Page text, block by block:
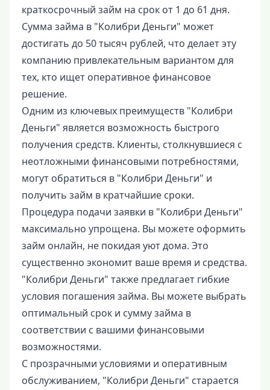
краткосрочный займ на срок от 1 до 61 дня.
Сумма займа в "Колибри Деньги" может
достигать до 50 тысяч рублей, что делает эту
компанию привлекательным вариантом для
тех, кто ищет оперативное финансовое
решение.
Одним из ключевых преимуществ "Колибри
Деньги" является возможность быстрого
получения средств. Клиенты, столкнувшиеся с
неотложными финансовыми потребностями,
могут обратиться в "Колибри Деньги" и
получить займ в кратчайшие сроки.
Процедура подачи заявки в "Колибри Деньги"
максимально упрощена. Вы можете оформить
займ онлайн, не покидая уют дома. Это
существенно экономит ваше время и средства.
"Колибри Деньги" также предлагает гибкие
условия погашения займа. Вы можете выбрать
оптимальный срок и сумму займа в
соответствии с вашими финансовыми
возможностями.
С прозрачными условиями и оперативным
обслуживанием, "Колибри Деньги" старается